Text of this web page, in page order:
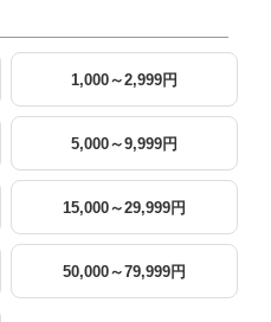
1,000～2,999円
5,000～9,999円
15,000～29,999円
50,000～79,999円